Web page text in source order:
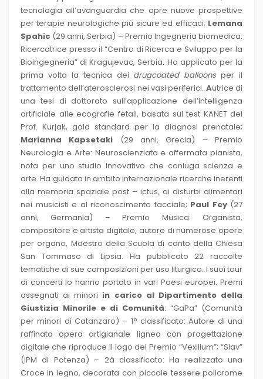
tecnologia all’avanguardia che apre nuove prospettive
per terapie neurologiche più sicure ed efficaci; Lemana
Spahic (29 anni, Serbia) – Premio Ingegneria biomedica:
Ricercatrice presso il “Centro di Ricerca e Sviluppo per la
Bioingegneria” di Kragujevac, Serbia. Ha applicato per la
prima volta la tecnica dei drugcoated balloonsper il
trattamento dell’aterosclerosi nei vasi periferici. Autrice di
una tesi di dottorato sull’applicazione dell’intelligenza
artificiale alle ecografie fetali, basata sul test KANET del
Prof. Kurjak, gold standard per la diagnosi prenatale;
Marianna Kapsetaki (29 anni, Grecia) – Premio
Neurologia e Arte: Neuroscienziata e affermata pianista,
nota per uno studio innovativo che coniuga scienza e
arte. Ha guidato in ambito internazionale ricerche inerenti
alla memoria spaziale post – ictus, ai disturbi alimentari
nei musicisti e al riconoscimento facciale; Paul Fey(27
anni, Germania) – Premio Musica: Organista,
compositore e artista digitale, autore di numerose opere
per organo, Maestro della Scuola di canto della Chiesa
San Tommaso di Lipsia. Ha pubblicato 22 raccolte
tematiche di sue composizioni per uso liturgico. I suoi tour
di concerti lo hanno portato in vari Paesi europei. Premi
assegnati ai minori in carico al Dipartimento della
Giustizia Minorile e di Comunità: “GaPa” (Comunità
per minori di Catanzaro) – 1° classificato: Autore di una
raffinata opera artigianale lignea con progettazione
digitale che riproduce il logo del Premio “Vexillum”; “SIav”
(IPM di Potenza) – 2à classificato: Ha realizzato una
Croce in legno, decorata con piccole tessere policrome